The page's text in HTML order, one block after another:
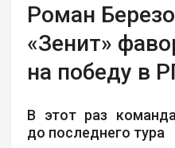
Роман
«Зенит»
на победу в
В этот раз
до последнего тура